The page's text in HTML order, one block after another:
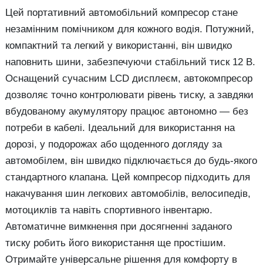
Цей портативний автомобільний компресор стане
незамінним помічником для кожного водія. Потужний,
компактний та легкий у використанні, він швидко
наповнить шини, забезпечуючи стабільний тиск 12 В.
Оснащений сучасним LCD дисплеєм, автокомпресор
дозволяє точно контролювати рівень тиску, а завдяки
вбудованому акумулятору працює автономно — без
потреби в кабелі. Ідеальний для використання на
дорозі, у подорожах або щоденного догляду за
автомобілем, він швидко підключається до будь-якого
стандартного клапана. Цей компресор підходить для
накачування шин легкових автомобілів, велосипедів,
мотоциклів та навіть спортивного інвентарю.
Автоматичне вимкнення при досягненні заданого
тиску робить його використання ще простішим.
Отримайте універсальне рішення для комфорту в